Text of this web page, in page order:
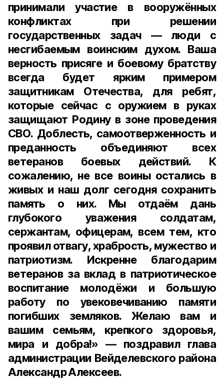
принимали участие в вооружённых
конфликтах при решении
государственных задач — люди с
несгибаемым воинским духом. Ваша
верность присяге и боевому братству
всегда будет ярким примером
защитникам Отечества, для ребят,
которые сейчас с оружием в руках
защищают Родину в зоне проведения
СВО. Доблесть, самоотверженность и
преданность объединяют всех
ветеранов боевых действий. К
сожалению, не все воины остались в
живых и наш долг сегодня сохранить
память о них. Мы отдаём дань
глубокого уважения солдатам,
сержантам, офицерам, всем тем, кто
проявил отвагу, храбрость, мужество и
патриотизм. Искренне благодарим
ветеранов за вклад в патриотическое
воспитание молодёжи и большую
работу по увековечиванию памяти
погибших земляков. Желаю вам и
вашим семьям, крепкого здоровья,
мира и добра!» — поздравил глава
администрации Вейделевского района
Александр Алексеев.